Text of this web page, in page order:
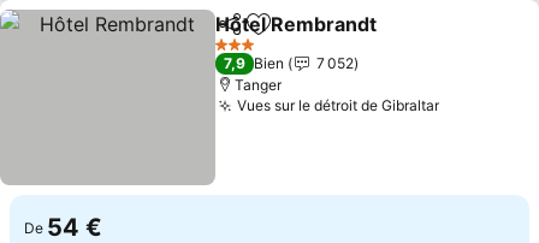
PartagerAjouter à mes favoris
Hôtel Rembrandt
3 Étoiles
7,9 Bien
7 052
Tanger
Vues sur le détroit de Gibraltar
De 54 €